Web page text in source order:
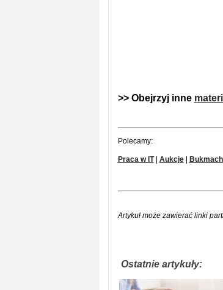
>> Obejrzyj inne
Polecamy:
Praca w IT| Aukcje|
Artykuł może zawierać linki
Ostatnie artykuły: